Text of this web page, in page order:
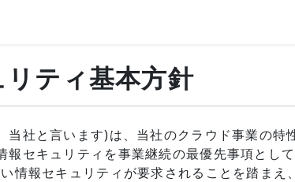
ティ基本方針
当社と言います)は、当社のクラウド事業の
報セキュリティを事業継続の最優先事項とし
情報セキュリティが要求されることを踏ま